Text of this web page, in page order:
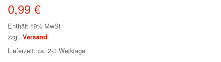
0,99 €
Enthält 19% MwSt
zzgl. Versand
Lieferzeit: ca. 2-3 Werktage